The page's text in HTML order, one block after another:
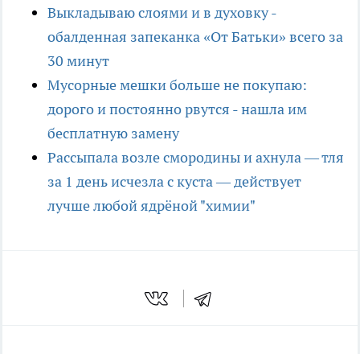
Выкладываю слоями и в духовку -
обалденная запеканка «От Батьки» всего за
30 минут
Мусорные мешки больше не покупаю:
дорого и постоянно рвутся - нашла им
бесплатную замену
Рассыпала возле смородины и ахнула — тля
за 1 день исчезла с куста — действует
лучше любой ядрёной "химии"